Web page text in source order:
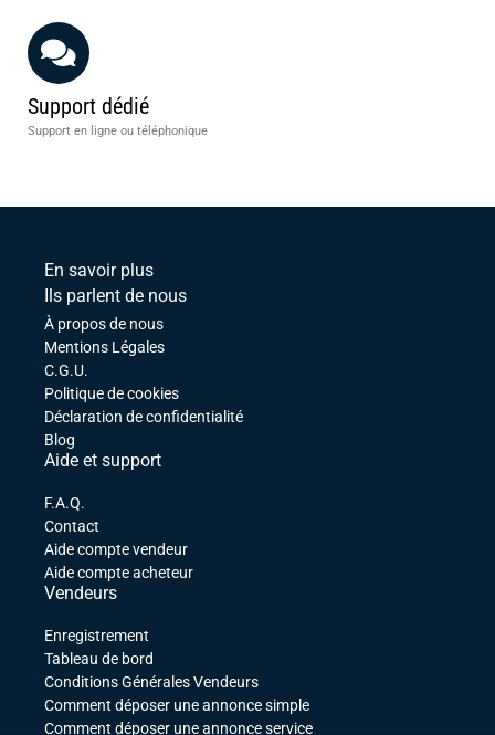
Support dédié
Support en ligne ou téléphonique
En savoir plus
Ils parlent de nous
À propos de nous
Mentions Légales
C.G.U.
Politique de cookies
Déclaration de confidentialité
Blog
Aide et support
F.A.Q.
Contact
Aide compte vendeur
Aide compte acheteur
Vendeurs
Enregistrement
Tableau de bord
Conditions Générales Vendeurs
Comment déposer une annonce simple
Comment déposer une annonce service